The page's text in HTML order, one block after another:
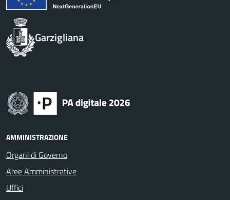
Garzigliana
AMMINISTRAZIONE
Organi di Governo
Aree Amministrative
Uffici